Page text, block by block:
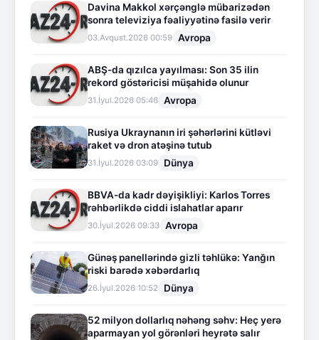
Davina Makkol xərçənglə mübarizədən
sonra televiziya fəaliyyətinə fasilə verir
03.Avqust.2026 00:59 Avropa
ABŞ-da qızılca yayılması: Son 35 ilin
rekord göstəricisi müşahidə olunur
31.İyul.2026 05:46 Avropa
Rusiya Ukraynanın iri şəhərlərini kütləvi
raket və dron atəşinə tutub
31.İyul.2026 03:09 Dünya
BBVA-da kadr dəyişikliyi: Karlos Torres
rəhbərlikdə ciddi islahatlar aparır
30.İyul.2026 09:33 Avropa
Günəş panellərində gizli təhlükə: Yanğın
riski barədə xəbərdarlıq
26.İyul.2026 10:52 Dünya
52 milyon dollarlıq nəhəng səhv: Heç yerə
aparmayan yol görənləri heyrətə salır